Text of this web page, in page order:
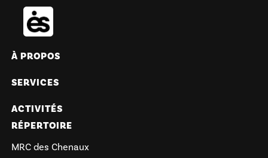
À PROPOS
SERVICES
ACTIVITÉS
RÉPERTOIRE
MRC des Chenaux